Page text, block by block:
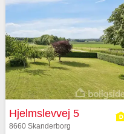
Hjelmslevvej 5
8660 Skanderborg